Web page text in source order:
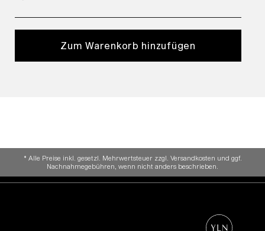
Zum Warenkorb hinzufügen
* Alle Preise inkl. gesetzl. Mehrwertsteuer zzgl. Versandkosten und ggf.
Nachnahmegebühren, wenn nicht anders beschrieben.